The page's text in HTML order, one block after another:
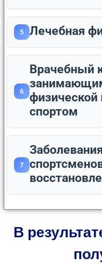
5 Лечебная
6
Врачебный
физической
спортом
7
В